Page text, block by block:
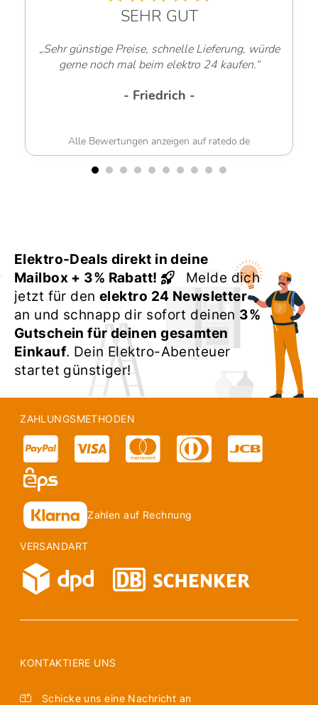
SEHR GUT
„Sehr günstige Preise, schnelle Lieferung, würde
gerne noch mal beim elektro 24 kaufen.“
- Friedrich -
Alle Bewertungen anzeigen auf ratedo.de
Elektro-Deals direkt in deine
Mailbox + 3% Rabatt!
Melde dich
jetzt für denelektro 24 Newsletter
an und schnapp dir sofort deinen 3%
Gutschein für deinen gesamten
Einkauf. Dein Elektro-Abenteuer
startet günstiger!
ZAHLUNGSMETHODEN
Zahlen auf Rechnung
VERSANDART
KONTAKTIERE UNS
Schicke uns eine Nachricht an